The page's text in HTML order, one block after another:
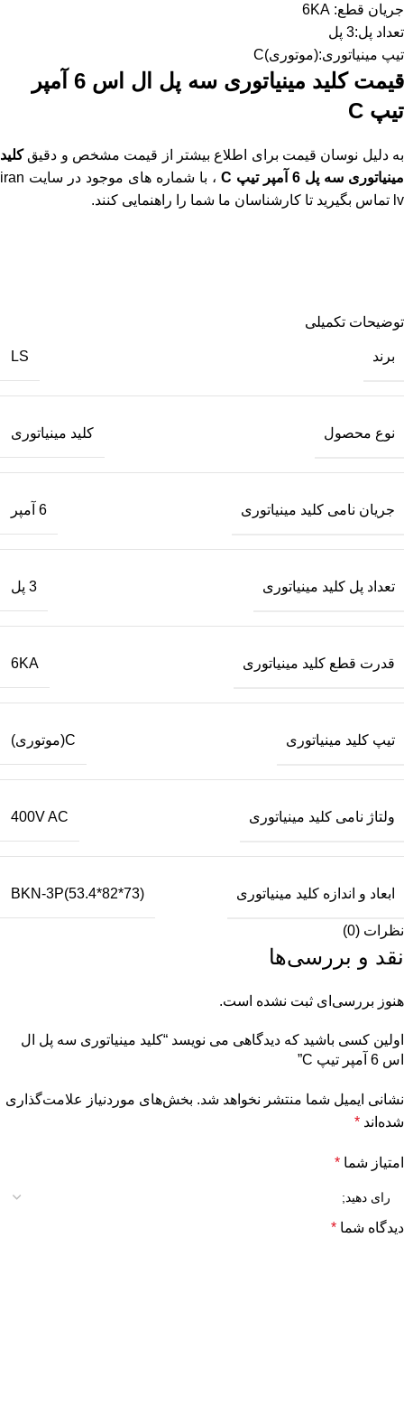
جریان قطع: 6KA
تعداد پل:3 پل
تیپ مینیاتوری:(موتوری)C
قیمت کلید مینیاتوری سه پل ال اس 6 آمپر
تیپ C
به دلیل نوسان قیمت برای اطلاع بیشتر از قیمت مشخص و دقیقکلید
مینیاتوری سه پل 6 آمپر تیپ C
، با شماره های موجود در
سایت iran
lv تماس بگیرید تا کارشناسان ما شما را راهنمایی کنند.
توضیحات تکمیلی
برند LS
نوع محصول کلید مینیاتوری
جریان نامی کلید مینیاتوری 6 آمپر
تعداد پل کلید مینیاتوری 3 پل
قدرت قطع کلید مینیاتوری 6KA
تیپ کلید مینیاتوری C(موتوری)
ولتاژ نامی کلید مینیاتوری 400V AC
ابعاد و اندازه کلید مینیاتوری BKN-3P(53.4*82*73)
نظرات (0)
نقد و بررسی‌ها
هنوز بررسی‌ای ثبت نشده است.
اولین کسی باشید که دیدگاهی می نویسد “کلید مینیاتوری سه پل ال
اس 6 آمپر تیپ C”
نشانی ایمیل شما منتشر نخواهد شد. بخش‌های موردنیاز علامت‌گذاری
شده‌اند *
امتیاز شما *
دیدگاه شما *